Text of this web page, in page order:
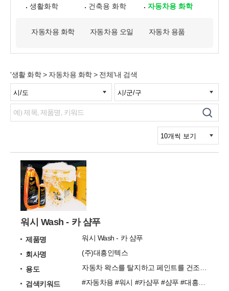
생활화학
건축용 화학 자동차용 화학
자동차용 화학 자동차용 오일 자동차 용품
'생활 화학 > 자동차용 화학 > 전체'내 검색
워시 Wash - 카 샴푸
제품명
워시 Wash - 카 샴푸
회사명
(주)대흥인텍스
용도
검색키워드